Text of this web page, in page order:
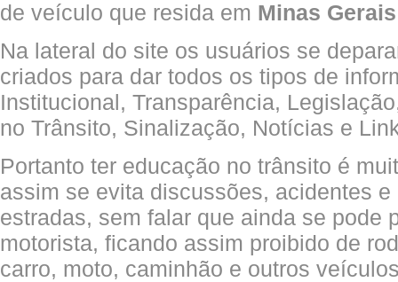
de veículo que resida em Minas Gerais
Na lateral do site os usuários se
criados para dar todos os tipos de
Institucional, Transparência,
no Trânsito, Sinalização, Notícias e
Portanto ter educação no trânsito é
assim se evita discussões, acidentes
estradas, sem falar que ainda se pode
motorista, ficando assim proibido de
carro, moto, caminhão e outros